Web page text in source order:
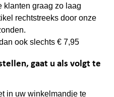
klanten graag zo laag
rechtstreeks door onze
ook slechts € 7,95
gaat u als volgt te
in uw winkelmandje te